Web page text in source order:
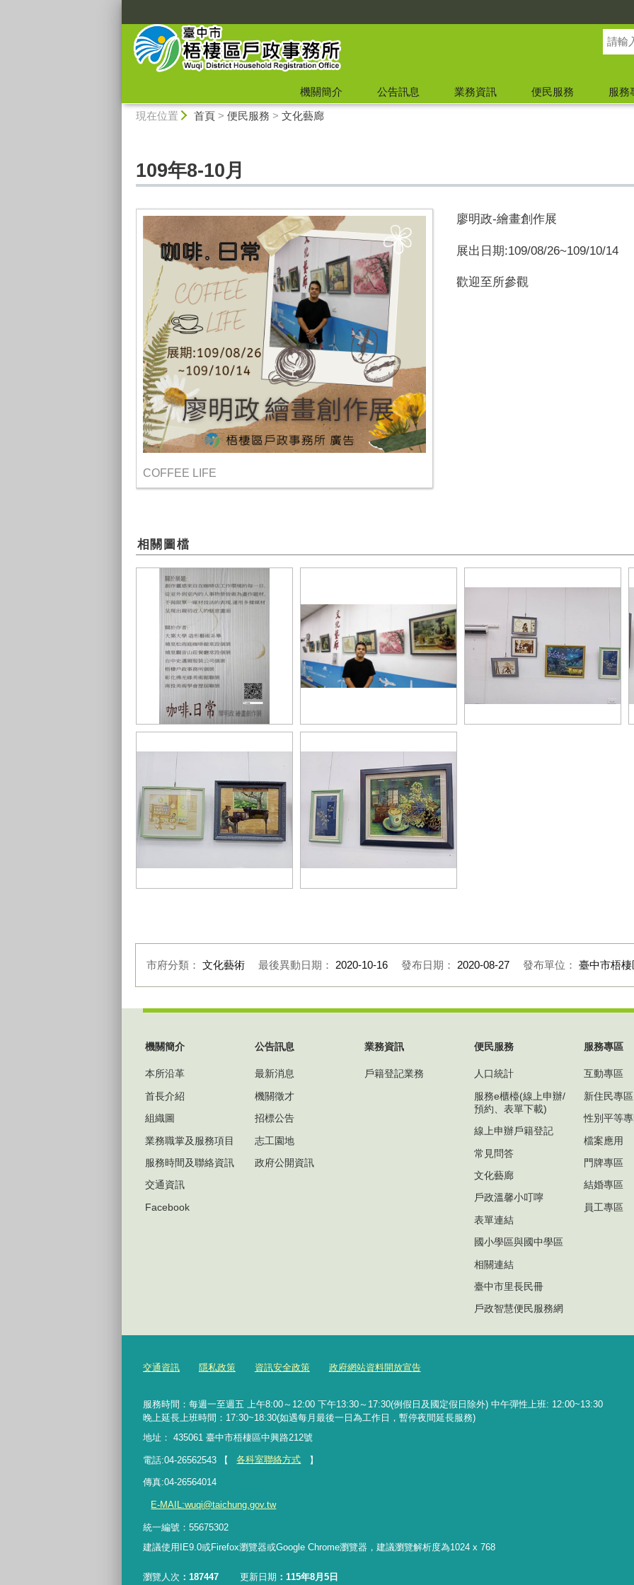
機關簡介 公告訊息 業務資訊 便民服務
服務
現在位置 首頁> 便民服務 > 文化藝廊
109年8-10月
COFFEE LIFE
廖明政-繪畫創作展
展出日期:109/08/26~109/10/14
歡迎至所參觀
相關圖檔
市府分類： 文化藝術 最後異動日期： 2020-10-16 發布日期： 2020-08-27 發布單位： 臺中市梧
機關簡介
本所沿革
首長介紹
組織圖
業務職掌及服務項目
服務時間及聯絡資訊
交通資訊
Facebook
公告訊息
最新消息
機關徵才
招標公告
志工園地
政府公開資訊
業務資訊
戶籍登記業務
便民服務
人口統計
服務e櫃檯(線上申辦/
預約、表單下載)
線上申辦戶籍登記
常見問答
文化藝廊
戶政溫馨小叮嚀
表單連結
國小學區與國中學區
相關連結
臺中市里長民冊
戶政智慧便民服務網
服務專區
互動專區
新住民專區
性別平等
檔案應用
門牌專區
結婚專區
員工專區
交通資訊 隱私政策 資訊安全政策 政府網站資料開放宣告
服務時間：每週一至週五 上午8:00～12:00 下午13:30～17:30(例假日及國定假日除外) 中午彈性上班: 12:00~13:30
晚上延長上班時間：17:30~18:30(如遇每月最後一日為工作日，暫停夜間延長服務)
地址： 435061 臺中市梧棲區中興路212號
電話:04-26562543 【 各科室聯絡方式 】
傳真:04-26564014
E-MAIL:wuqi@taichung.gov.tw
統一編號：55675302
建議使用IE9.0或Firefox瀏覽器或Google Chrome瀏覽器，建議瀏覽解析度為1024 x 768
瀏覽人次 187447 更新日期 115年8月5日